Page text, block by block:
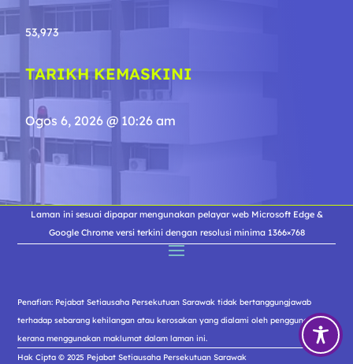
53,973
TARIKH KEMASKINI
Ogos 6, 2026 @ 10:26 am
Laman ini sesuai dipapar mengunakan pelayar web Microsoft Edge &
Google Chrome versi terkini dengan resolusi minima 1366×768
Penafian: Pejabat Setiausaha Persekutuan Sarawak tidak bertanggungjawab
terhadap sebarang kehilangan atau kerosakan yang dialami oleh pengguna
kerana menggunakan maklumat dalam laman ini.
Hak Cipta © 2025 Pejabat Setiausaha Persekutuan Sarawak